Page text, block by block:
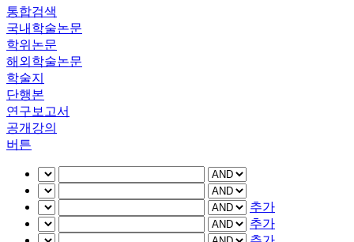
통합검색
국내학술논문
학위논문
해외학술논문
학술지
단행본
연구보고서
공개강의
버튼
추가
추가